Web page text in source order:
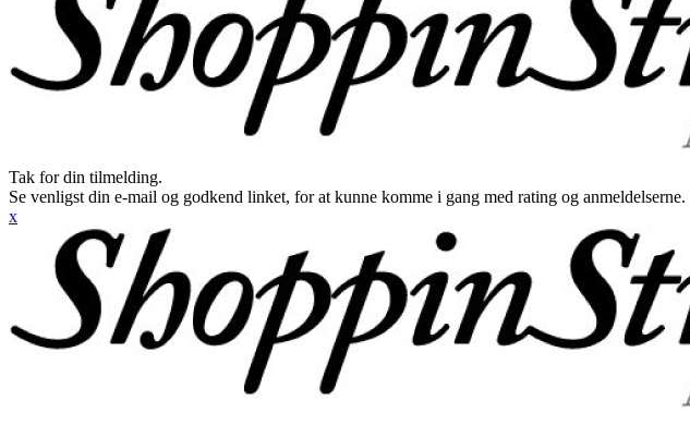
Tak for din tilmelding.
Se venligst din e-mail og godkend linket, for at kunne komme i gang med rating og anmeldelserne.
x